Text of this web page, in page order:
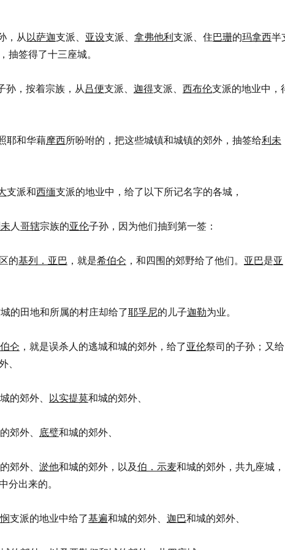
，从以萨迦支派、 亚设支派、 拿弗他利支派、住巴珊的玛拿西半
抽签得了十三座城。
孙，按着宗族，从吕便支派、 迦得支派、 西布伦支派的地业中，
耶和华藉摩西所吩咐的，把这些城镇和城镇的郊外，抽签给利未
支派和西缅支派的地业中，给了以下所记名字的各城，
人哥辖宗族的亚伦子孙，因为他们抽到第一签：
的基列．亚巴 ，就是希伯仑 ，和四围的郊野给了他们。 亚巴是亚
的田地和所属的村庄却给了耶孚尼的儿子迦勒为业。
仑 ，就是误杀人的逃城和城的郊外，给了亚伦祭司的子孙；又给
、
的郊外、 以实提莫和城的郊外、
郊外、 底璧和城的郊外、
郊外、 淤他和城的郊外，以及伯．示麦和城的郊外，共九座城，
分出来的。
支派的地业中给了基遍和城的郊外、 迦巴和城的郊外、